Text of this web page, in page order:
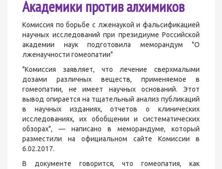
Академики против алхимиков
Комиссия по борьбе с лженаукой и фальсификацией
научных исследований при президиуме Российской
академии наук подготовила меморандум "О
лженаучности гомеопатии"
"Комиссия заявляет, что лечение сверхмалыми
дозами различных веществ, применяемое в
гомеопатии, не имеет научных оснований. Этот
вывод опирается на тщательный анализ публикаций
в научных изданиях, отчетов о клинических
исследованиях, их обобщении и систематических
обзорах", — написано в меморандуме, который
разместили на официальном сайте Комиссии в
6.02.2017.
В документе говорится, что гомеопатия, как